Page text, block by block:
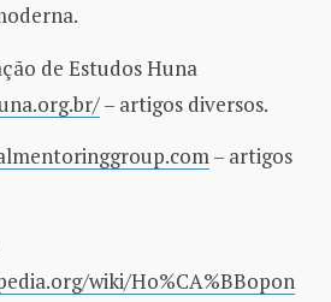
de Estudos Huna
– artigos diversos.
– artigos
wiki/Ho%CA%BBopon